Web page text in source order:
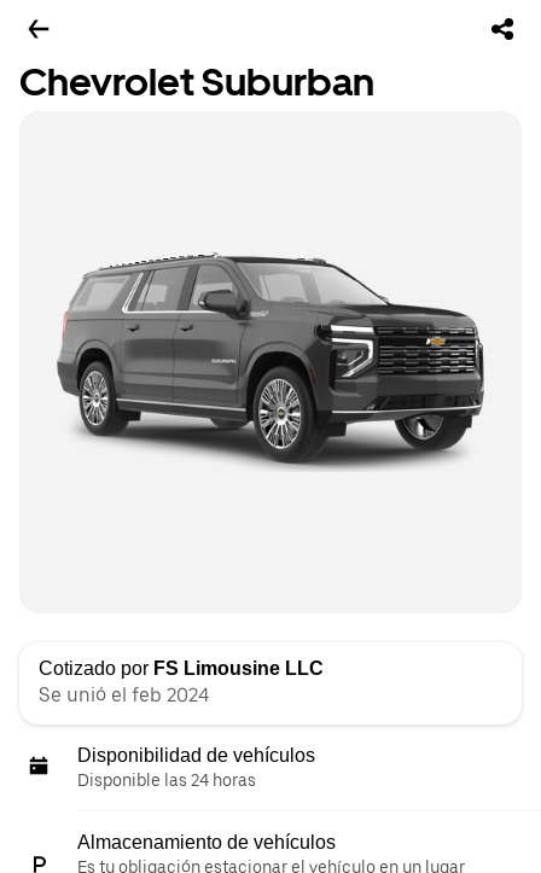
Chevrolet Suburban
Cotizado por FS Limousine LLC
Se unió el feb 2024
Disponibilidad de vehículos
Disponible las 24 horas
Almacenamiento de vehículos
Es tu obligación estacionar el vehículo en un lugar